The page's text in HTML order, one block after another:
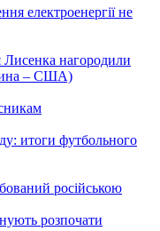
електроенергії не
Лисенка нагородили
– США)
итоги футбольного
російською
розпочати